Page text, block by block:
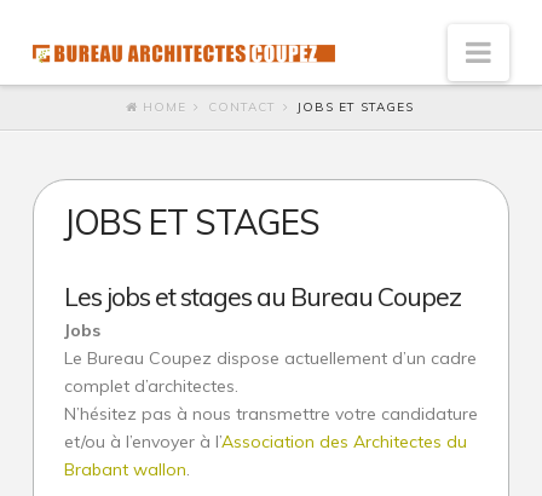
Humaniste : Architecte à l’écoute
Social
Accessibilité économique
Ecologie
Qualité et satisfaction
HOME CONTACT JOBS ET STAGES
JOBS ET STAGES
Les jobs et stages au Bureau Coupez
Jobs
Le Bureau Coupez dispose actuellement d’un cadre
complet d’architectes.
N’hésitez pas à nous transmettre votre candidature
et/ou à l’envoyer à l’Association des Architectes du
Brabant wallon.